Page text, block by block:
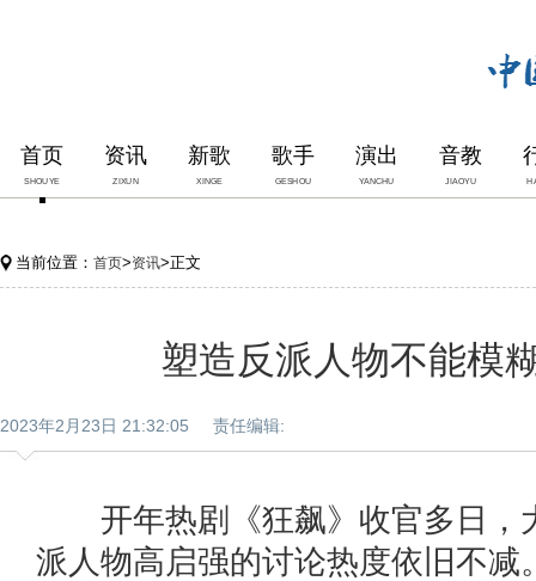
首页
SHOUYE
资讯
ZIXUN
新歌
XINGE
歌手
GESHOU
演出
YANCHU
音教
JIAOYU
当前位置： 首页>资讯>正文
塑造反派人物不能模
2023年2月23日 21:32:05 责任编辑:
开年热剧《狂飙》收官多日，
派人物高启强的讨论热度依旧不减